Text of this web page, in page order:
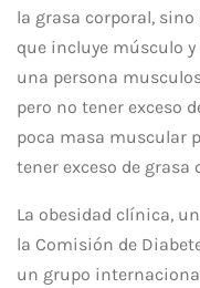
la grasa corporal,
que incluye músculo y
una persona
pero no tener exceso
poca masa muscular
tener exceso de grasa
La obesidad clínica,
la Comisión de
un grupo